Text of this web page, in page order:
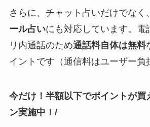
さらに、チャット占いだけでなく、
ール占いにも対応しています。電
リ内通話のため通話料自体は無料
イントです（通信料はユーザー負
今だけ！半額以下でポイントが買
ン実施中！/